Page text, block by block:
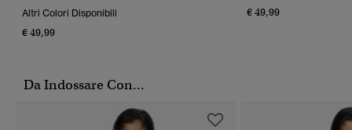
Altri Colori Disponibili
€ 49,99
€ 49,99
Da Indossare Con...